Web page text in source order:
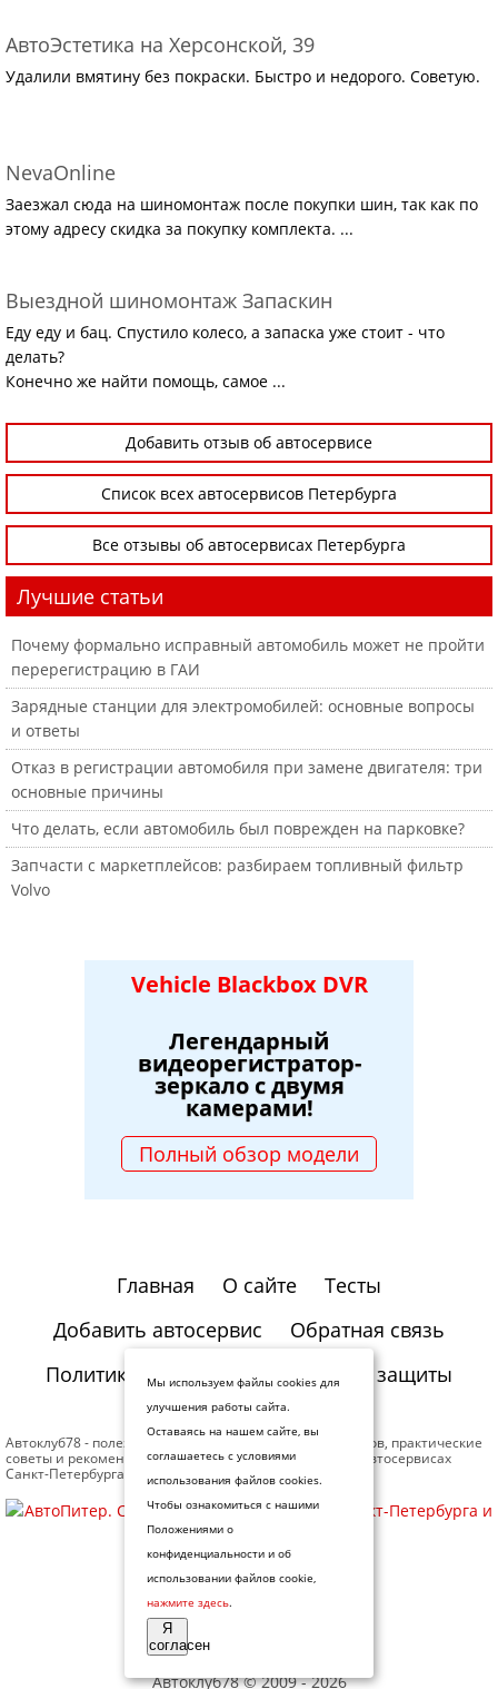
АвтоЭстетика на Херсонской, 39
Удалили вмятину без покраски. Быстро и недорого. Советую.
NevaOnline
Заезжал сюда на шиномонтаж после покупки шин, так как по
этому адресу скидка за покупку комплекта. ...
Выездной шиномонтаж Запаскин
Еду еду и бац. Спустило колесо, а запаска уже стоит - что
делать?
Конечно же найти помощь, самое ...
Добавить отзыв об автосервисе
Список всех автосервисов Петербурга
Все отзывы об автосервисах Петербурга
Лучшие статьи
Почему формально исправный автомобиль может не пройти
перерегистрацию в ГАИ
Зарядные станции для электромобилей: основные вопросы
и ответы
Отказ в регистрации автомобиля при замене двигателя: три
основные причины
Что делать, если автомобиль был поврежден на парковке?
Запчасти с маркетплейсов: разбираем топливный фильтр
Volvo
Vehicle Blackbox DVR
Легендарный
видеорегистратор-
зеркало с двумя
камерами!
Полный обзор модели
Главная О сайте
Тесты
Добавить автосервис
Обратная связь
Политика конфиденциальности и защиты
информации
Автоклуб78 - полезная информация для автомобилистов, практические
советы и рекомендации профессионалов. Отзывы об автосервисах
Санкт-Петербурга.
Автоклуб78© 2009 - 2026
Мы используем файлы cookies для
улучшения работы сайта.
Оставаясь на нашем сайте, вы
соглашаетесь с условиями
использования файлов cookies.
Чтобы ознакомиться с нашими
Положениями о
конфиденциальности и об
использовании файлов cookie,
нажмите здесь.
Я
согласен